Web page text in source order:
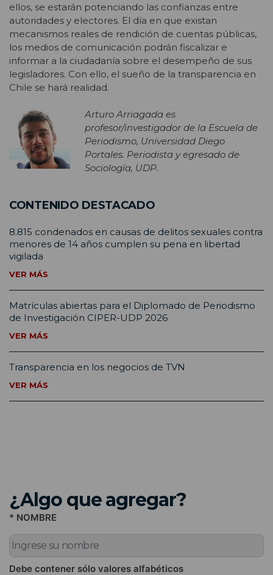
ellos, se estarán potenciando las confianzas entre
autoridades y electores. El día en que existan
mecanismos reales de rendición de cuentas públicas,
los medios de comunicación podrán fiscalizar e
informar a la ciudadanía sobre el desempeño de sus
legisladores. Con ello, el sueño de la transparencia en
Chile se hará realidad.
Arturo Arriagada es
profesor/investigador de la Escuela de
Periodismo, Universidad Diego
Portales. Periodista y egresado de
Sociología, UDP.
CONTENIDO DESTACADO
8.815 condenados en causas de delitos sexuales contra
menores de 14 años cumplen su pena en libertad
vigilada
VER MÁS
Matrículas abiertas para el Diplomado de Periodismo
de Investigación CIPER-UDP 2026
VER MÁS
Transparencia en los negocios de TVN
VER MÁS
¿Algo que agregar?
* NOMBRE
Debe contener sólo valores alfabéticos